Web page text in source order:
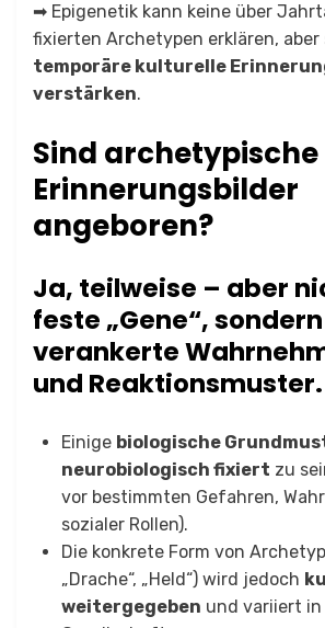
➡ Epigenetik kann keine über
fixierten Archetypen erklären, aber
temporäre kulturelle
verstärken.
Sind archetypische
Erinnerungsbilder
angeboren?
Ja, teilweise – aber
feste „Gene“,
verankerte
und Reaktionsmuster.
Einige biologische
neurobiologisch fixiert zu
vor bestimmten Gefahren,
sozialer Rollen).
Die konkrete Form von
„Drache“, „Held“) wird jedoch
weitergegeben und variiert